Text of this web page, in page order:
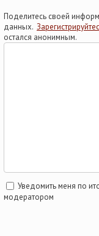
Поделитесь своей
данных.
остался анонимным.
Уведомить меня по
модератором